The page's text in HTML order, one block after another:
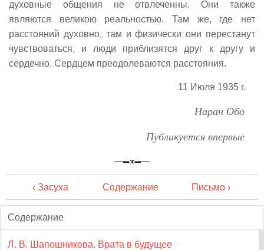
духовные общения не отвлеченны. Они также
являются великою реальностью. Там же, где нет
расстояний духовно, там и физически они перестанут
чувствоваться, и люди приблизятся друг к другу и
сердечно. Сердцем преодолеваются расстояния.
11 Июля 1935 г.
Наран Обо
Публикуется впервые
‹ Засуха Содержание Письмо ›
Содержание
Л. В. Шапошникова. Врата в будущее